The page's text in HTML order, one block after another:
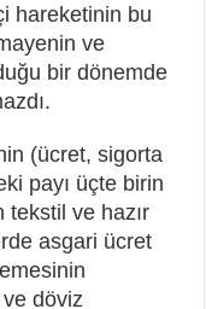
hareketinin bu
ve
bir dönemde
(ücret, sigorta
payı üçte birin
tekstil ve hazır
asgari ücret
döviz